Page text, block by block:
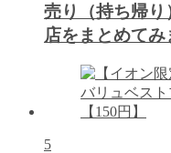
売り（持ち帰
店をまとめてみ
5